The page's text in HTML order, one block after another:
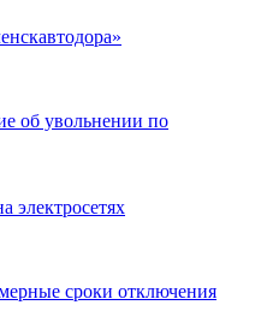
об увольнении по
электросетях
сроки отключения